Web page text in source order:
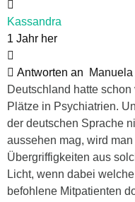
Kassandra
1 Jahr her
Antworten an
Manuela
Deutschland hatte
Plätze in Psychiatrien.
der deutschen Sprache
aussehen mag, wird
Übergriffigkeiten aus
Licht, wenn dabei
befohlene Mitpatienten